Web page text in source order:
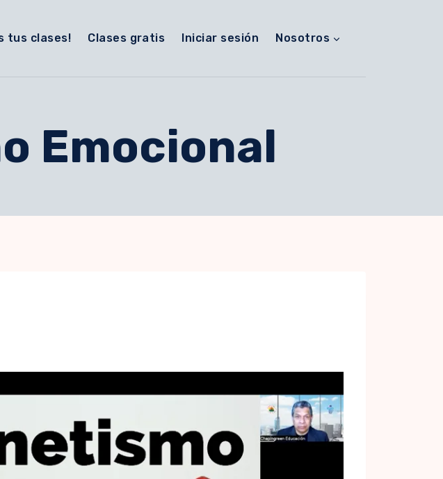
tus clases! Clases gratis Iniciar sesión Nosotros
Emocional